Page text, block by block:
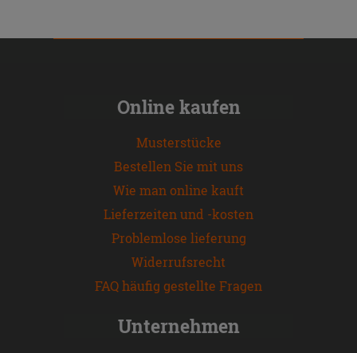
Online kaufen
Musterstücke
Bestellen Sie mit uns
Wie man online kauft
Lieferzeiten und -kosten
Problemlose lieferung
Widerrufsrecht
FAQ häufig gestellte Fragen
Unternehmen